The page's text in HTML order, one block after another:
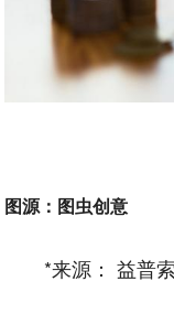
图源：图虫创意
*来源： 益普